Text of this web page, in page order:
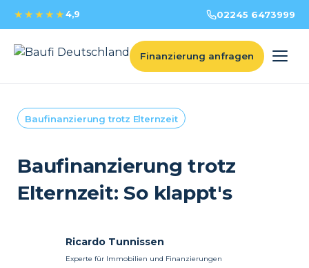
★★★★★ 4,9 02245 6473999
Finanzierung anfragen
Baufinanzierung trotz Elternzeit
Baufinanzierung trotz
Elternzeit: So klappt's
Ricardo Tunnissen
Experte für Immobilien und Finanzierungen